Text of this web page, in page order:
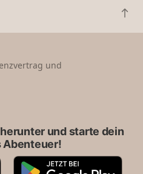
Z
u
und
und starte dein
Abenteuer!
A
G